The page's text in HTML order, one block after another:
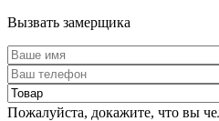
Вызвать замерщика
Пожалуйста, докажите, что вы